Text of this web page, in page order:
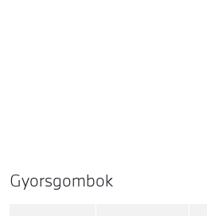
Gyorsgombok